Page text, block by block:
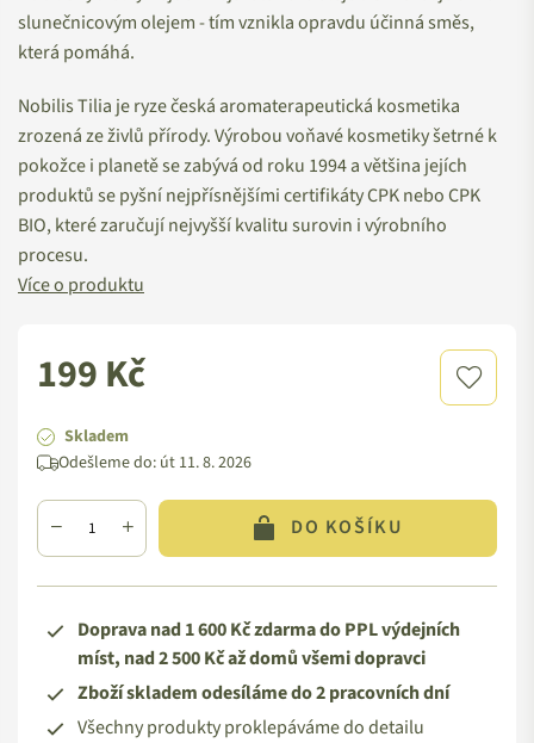
slunečnicovým olejem - tím vznikla opravdu účinná směs,
která pomáhá.
Nobilis Tilia je ryze česká aromaterapeutická kosmetika
zrozená ze živlů přírody. Výrobou voňavé kosmetiky šetrné k
pokožce i planetě se zabývá od roku 1994 a většina jejích
produktů se pyšní nejpřísnějšími certifikáty CPK nebo CPK
BIO, které zaručují nejvyšší kvalitu surovin i výrobního
procesu.
Více o produktu
Standardní
cena
199 Kč
Skladem
Odešleme do: út 11. 8. 2026
DO KOŠÍKU
Doprava nad 1 600 Kč zdarma do PPL výdejních
míst, nad 2 500 Kč až domů všemi dopravci
Zboží skladem odesíláme do 2 pracovních dní
Všechny produkty proklepáváme do detailu